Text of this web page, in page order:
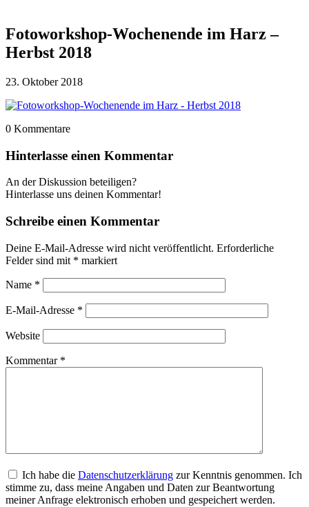
Fotoworkshop-Wochenende im Harz –
Herbst 2018
23. Oktober 2018
0 Kommentare
Hinterlasse einen Kommentar
An der Diskussion beteiligen?
Hinterlasse uns deinen Kommentar!
Schreibe einen Kommentar
Deine E-Mail-Adresse wird nicht veröffentlicht. Erforderliche
Felder sind mit * markiert
Name *
E-Mail-Adresse *
Website
Kommentar *
Ich habe die Datenschutzerklärung zur Kenntnis genommen. Ich
stimme zu, dass meine Angaben und Daten zur Beantwortung
meiner Anfrage elektronisch erhoben und gespeichert werden.